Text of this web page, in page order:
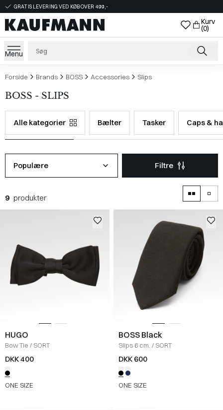
GRATIS LEVERING VED KØB OVER 499,-
Kurv
(0)
Menu
Forside Brands BOSS Accessories Slips
BOSS - SLIPS
Alle kategorier Bælter Tasker Caps &
Populære Filtre
9 produkter
HUGO
Bow Tie / SORT
DKK 400
ONE SIZE
BOSS Black
Slips 6 cm. / SORT
DKK 600
ONE SIZE